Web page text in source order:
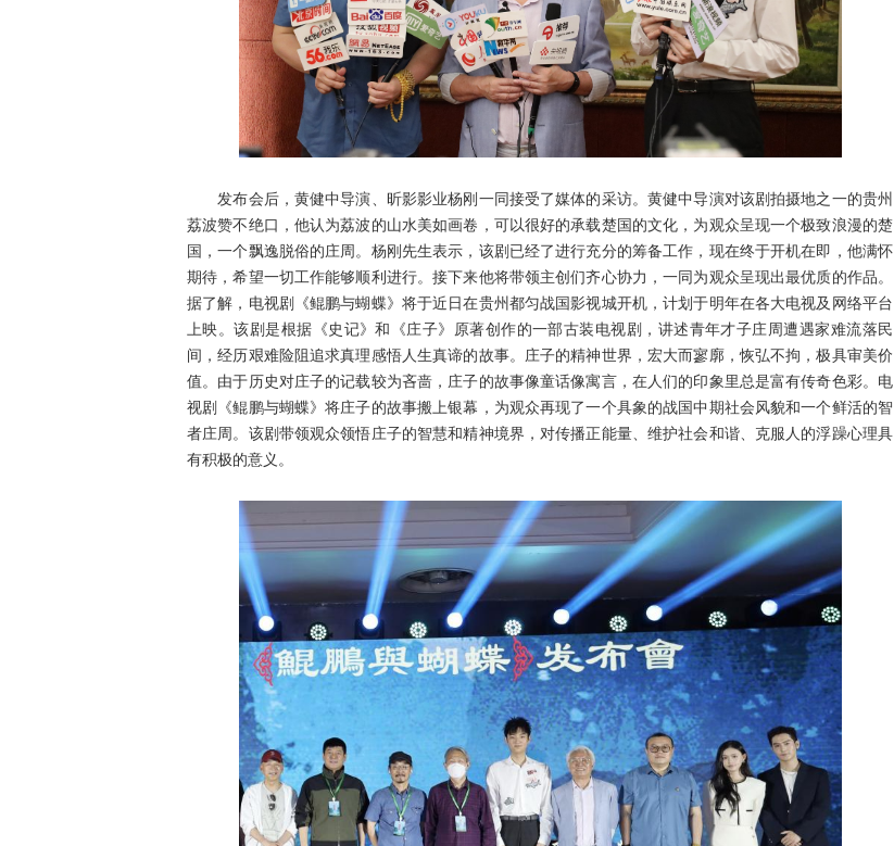
发布会后，黄健中导演、昕影影业杨刚一同接受了媒体的采访。黄健中导演对该剧拍摄地之一的贵州
荔波赞不绝口，他认为荔波的山水美如画卷，可以很好的承载楚国的文化，为观众呈现一个极致浪漫的楚
国，一个飘逸脱俗的庄周。杨刚先生表示，该剧已经了进行充分的筹备工作，现在终于开机在即，他满怀
期待，希望一切工作能够顺利进行。接下来他将带领主创们齐心协力，一同为观众呈现出最优质的作品。
据了解，电视剧《鲲鹏与蝴蝶》将于近日在贵州都匀战国影视城开机，计划于明年在各大电视及网络平台
上映。该剧是根据《史记》和《庄子》原著创作的一部古装电视剧，讲述青年才子庄周遭遇家难流落民
间，经历艰难险阻追求真理感悟人生真谛的故事。庄子的精神世界，宏大而寥廓，恢弘不拘，极具审美价
值。由于历史对庄子的记载较为吝啬，庄子的故事像童话像寓言，在人们的印象里总是富有传奇色彩。电
视剧《鲲鹏与蝴蝶》将庄子的故事搬上银幕，为观众再现了一个具象的战国中期社会风貌和一个鲜活的智
者庄周。该剧带领观众领悟庄子的智慧和精神境界，对传播正能量、维护社会和谐、克服人的浮躁心理具
有积极的意义。